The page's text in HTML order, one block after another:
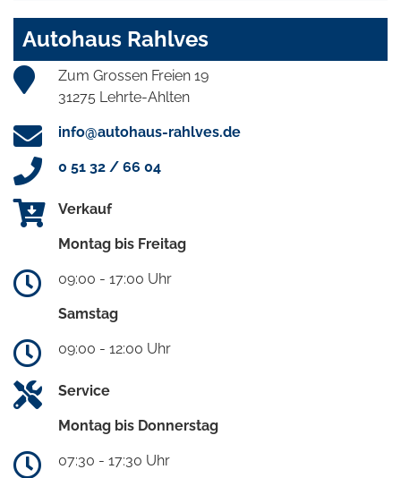
Autohaus Rahlves
Zum Grossen Freien 19
31275 Lehrte-Ahlten
info@autohaus-rahlves.de
0 51 32 / 66 04
Verkauf
Montag bis Freitag
09:00 - 17:00 Uhr
Samstag
09:00 - 12:00 Uhr
Service
Montag bis Donnerstag
07:30 - 17:30 Uhr